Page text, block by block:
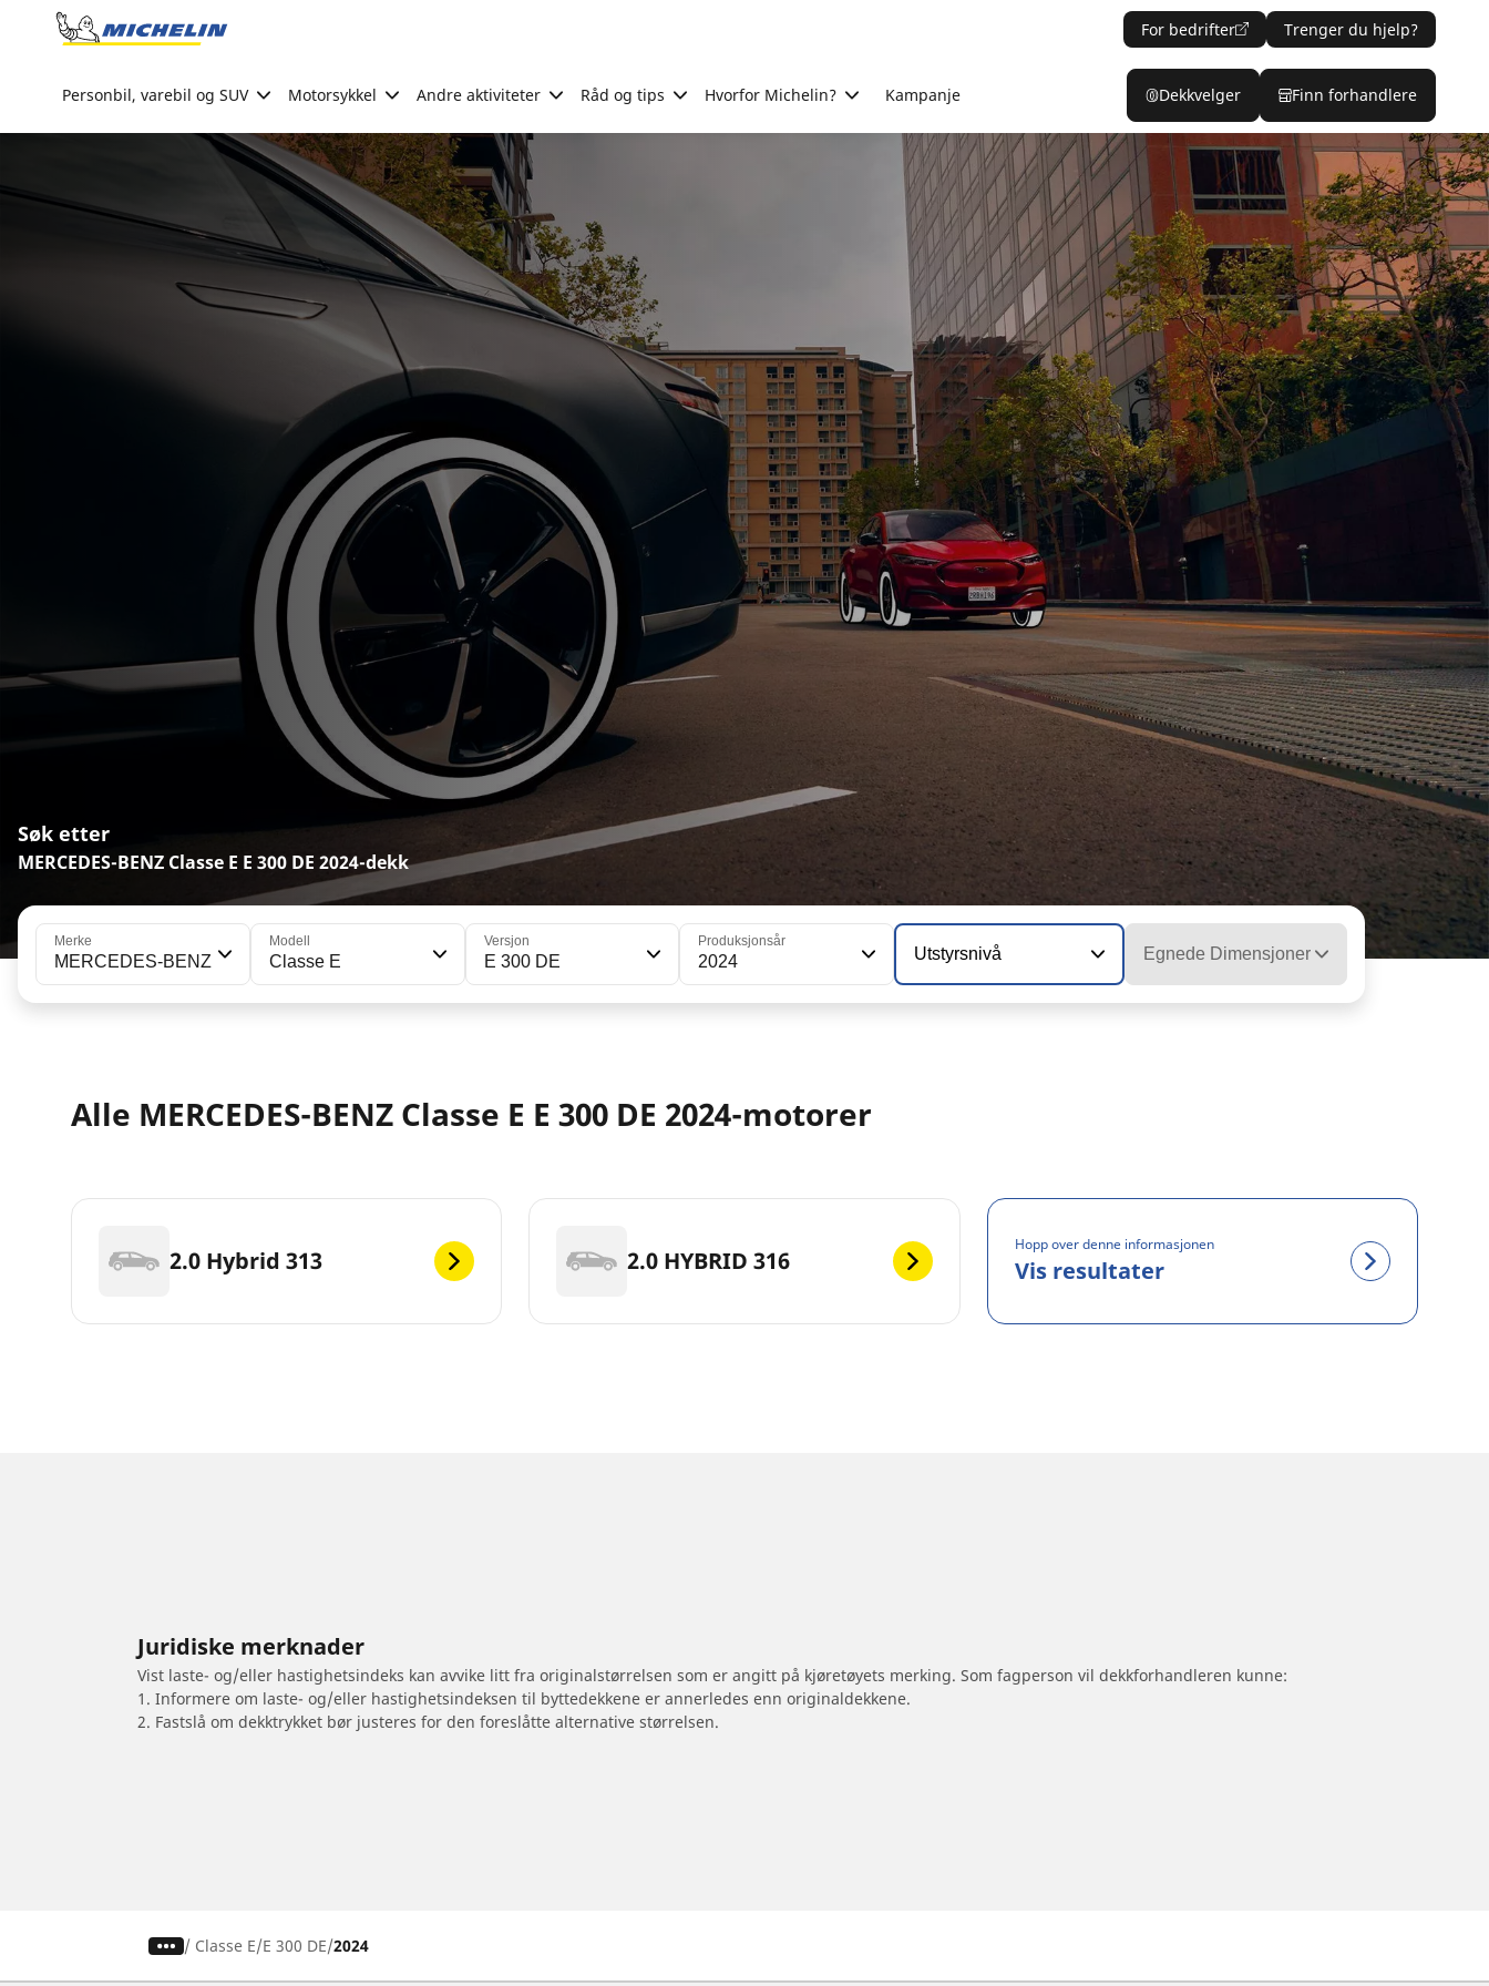
Go to page content
For bedrifter Trenger du hjelp?
Personbil, varebil og SUV Motorsykkel Andre aktiviteter Råd og tips Hvorfor Michelin? Kampanje Dekkvelger Finn forhandlere
Søk etter
MERCEDES-BENZ Classe E E 300 DE 2024-dekk
Merke
MERCEDES-BENZ
Modell
Classe E
Versjon
E 300 DE
Produksjonsår
2024 Utstyrsnivå Egnede Dimensjoner
Alle MERCEDES-BENZ Classe E E 300 DE 2024-motorer
2.0 Hybrid 313 2.0 HYBRID 316
Hopp over denne informasjonen
Vis resultater
Juridiske merknader
Vist laste- og/eller hastighetsindeks kan avvike litt fra originalstørrelsen som er angitt på kjøretøyets merking. Som fagperson vil dekkforhandleren kunne:
1. Informere om laste- og/eller hastighetsindeksen til byttedekkene er annerledes enn originaldekkene.
2. Fastslå om dekktrykket bør justeres for den foreslåtte alternative størrelsen.
/ Classe E E 300 DE 2024